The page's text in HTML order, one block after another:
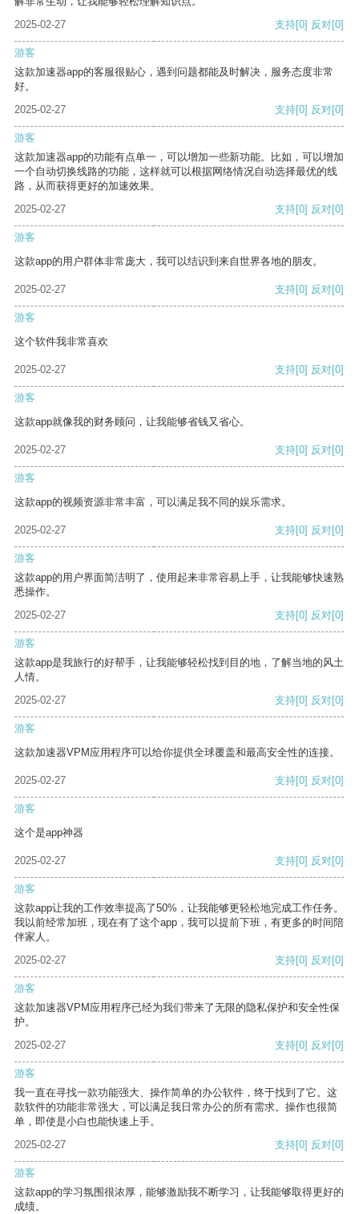
2025-02-27
支持[0] 反对[0]
游客
这款加速器app的客服很贴心，遇到问题都能及时解决，服务态度非常
好。
2025-02-27
支持[0] 反对[0]
游客
这款加速器app的功能有点单一，可以增加一些新功能。比如，可以增加
一个自动切换线路的功能，这样就可以根据网络情况自动选择最优的线
路，从而获得更好的加速效果。
2025-02-27
支持[0] 反对[0]
游客
这款app的用户群体非常庞大，我可以结识到来自世界各地的朋友。
2025-02-27 支持[0] 反对[0]
游客
这个软件我非常喜欢
2025-02-27 支持[0] 反对[0]
游客
这款app就像我的财务顾问，让我能够省钱又省心。
2025-02-27 支持[0] 反对[0]
游客
这款app的视频资源非常丰富，可以满足我不同的娱乐需求。
2025-02-27 支持[0] 反对[0]
游客
这款app的用户界面简洁明了，使用起来非常容易上手，让我能够快速熟
悉操作。
2025-02-27
支持[0] 反对[0]
游客
这款app是我旅行的好帮手，让我能够轻松找到目的地，了解当地的风土
人情。
2025-02-27
支持[0] 反对[0]
游客
这款加速器VPM应用程序可以给你提供全球覆盖和最高安全性的连接。
2025-02-27 支持[0] 反对[0]
游客
这个是app神器
2025-02-27 支持[0] 反对[0]
游客
这款app让我的工作效率提高了50%，让我能够更轻松地完成工作任务。
我以前经常加班，现在有了这个app，我可以提前下班，有更多的时间陪
伴家人。
2025-02-27
支持[0] 反对[0]
游客
这款加速器VPM应用程序已经为我们带来了无限的隐私保护和安全性保
护。
2025-02-27
支持[0] 反对[0]
游客
我一直在寻找一款功能强大、操作简单的办公软件，终于找到了它。这
款软件的功能非常强大，可以满足我日常办公的所有需求。操作也很简
单，即使是小白也能快速上手。
2025-02-27
支持[0] 反对[0]
游客
这款app的学习氛围很浓厚，能够激励我不断学习，让我能够取得更好的
成绩。